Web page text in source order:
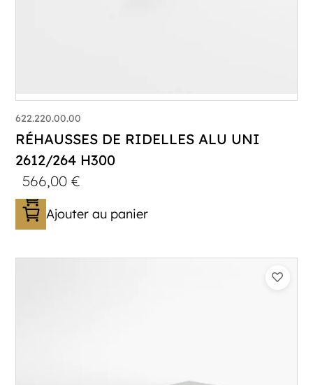
622.220.00.00
RÉHAUSSES DE RIDELLES ALU UNI
2612/264 H300
566,00€
Ajouter au panier